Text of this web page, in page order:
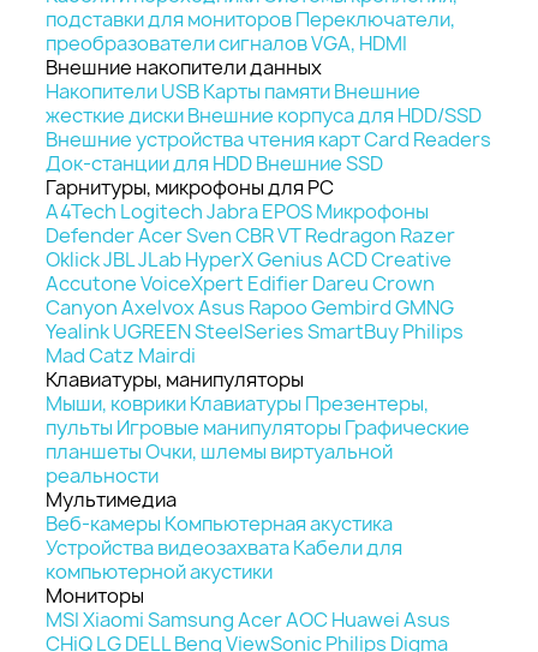
подставки для мониторовПереключатели,
преобразователи сигналов VGA, HDMI
Внешние накопители данных
Накопители USBКарты памятиВнешние
жесткие дискиВнешние корпуса для HDD/SSD
Внешние устройства чтения карт Card Readers
Док-станции для HDDВнешние SSD
Гарнитуры, микрофоны для PC
A4Tech LogitechJabraEPOSМикрофоны
DefenderAcerSvenCBRVTRedragon Razer
OklickJBLJLabHyperXGeniusACDCreative
AccutoneVoiceXpert EdifierDareuCrown
CanyonAxelvoxAsus RapooGembirdGMNG
YealinkUGREENSteelSeriesSmartBuyPhilips
Mad Catz Mairdi
Клавиатуры, манипуляторы
Мыши, коврикиКлавиатуры Презентеры,
пульты Игровые манипуляторы Графические
планшетыОчки, шлемы виртуальной
реальности
Мультимедиа
Веб-камеры Компьютерная акустика
Устройства видеозахватаКабели для
компьютерной акустики
Мониторы
MSIXiaomiSamsungAcerAOCHuaweiAsus
CHiQLGDELLBenqViewSonicPhilips Digma